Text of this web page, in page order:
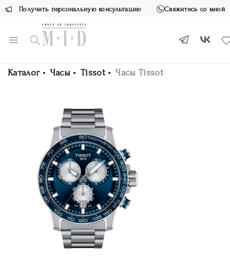
Получить персональную консультацию Свяжитесь со мной
Каталог Часы Tissot Часы Tissot